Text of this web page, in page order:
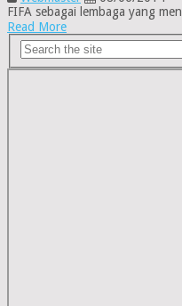
FIFA sebagai lembaga yang
Read More